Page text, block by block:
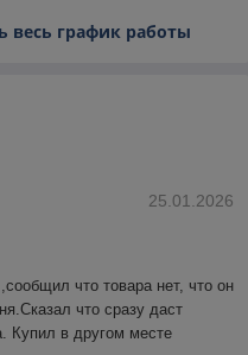
весь график работы
25.01.2026
что товара нет, что он
что сразу даст
Купил в другом месте